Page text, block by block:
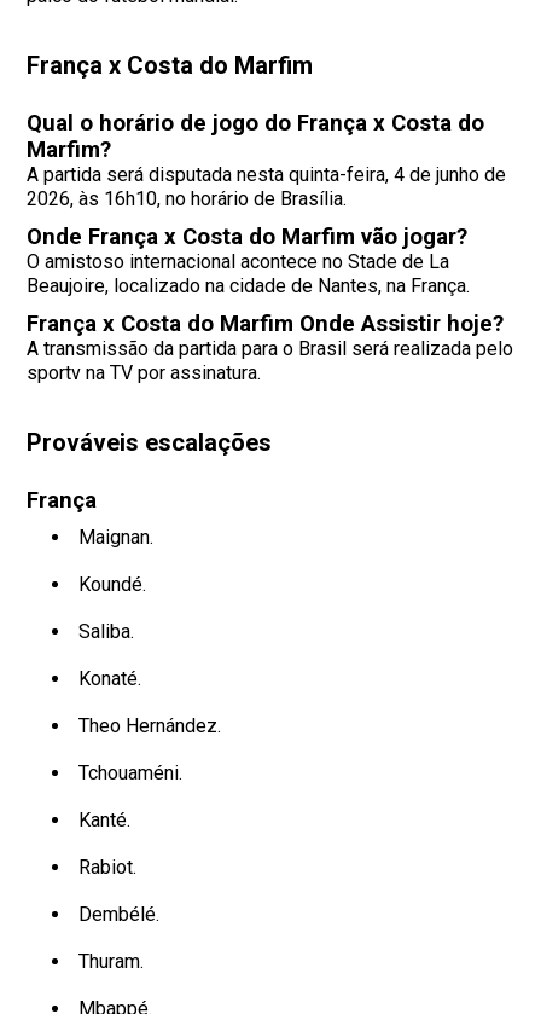
França x Costa do Marfim
Qual o horário de jogo do França x Costa do
Marfim?
A partida será disputada nesta quinta-feira, 4 de junho de
2026, às 16h10, no horário de Brasília.
Onde França x Costa do Marfim vão jogar?
O amistoso internacional acontece no Stade de La
Beaujoire, localizado na cidade de Nantes, na França.
França x Costa do Marfim Onde Assistir hoje?
A transmissão da partida para o Brasil será realizada pelo
sportv na TV por assinatura.
Prováveis escalações
França
Maignan.
Koundé.
Saliba.
Konaté.
Theo Hernández.
Tchouaméni.
Kanté.
Rabiot.
Dembélé.
Thuram.
Mbappé.